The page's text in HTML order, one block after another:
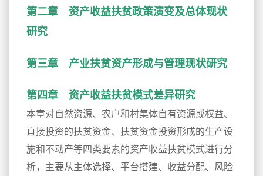
第二章 资产收益扶贫政策演变及总体现状
研究
第三章 产业扶贫资产形成与管理现状研究
第四章 资产收益扶贫模式差异研究
本章对自然资源、农户和村集体自有资源或权益、
直接投资的扶贫资金、扶贫资金投资形成的生产设
施和不动产等四类要素的资产收益扶贫模式进行分
析，主要从主体选择、平台搭建、收益分配、风险